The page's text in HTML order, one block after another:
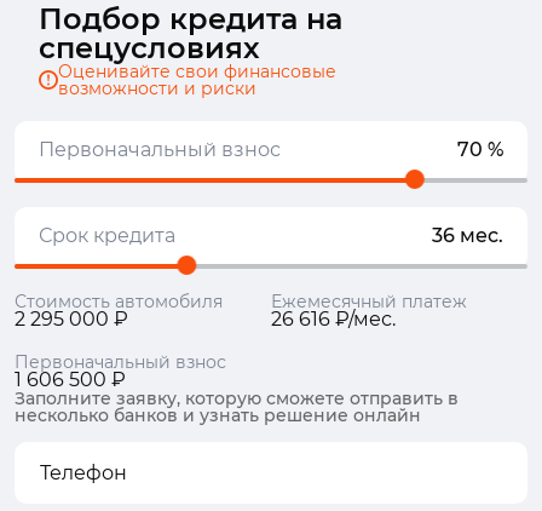
Подбор кредита на
спецусловиях
Оценивайте свои финансовые
возможности и риски
Первоначальный взнос 70 %
Срок кредита 36 мес.
Стоимость автомобиля
2 295 000 ₽
Ежемесячный платеж
26 616 ₽/мес.
Первоначальный взнос
1 606 500 ₽
Заполните заявку, которую сможете отправить в
несколько банков и узнать решение онлайн